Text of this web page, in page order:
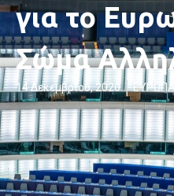
για το
Σώμα
14 Δεκεμβρίου, 2020